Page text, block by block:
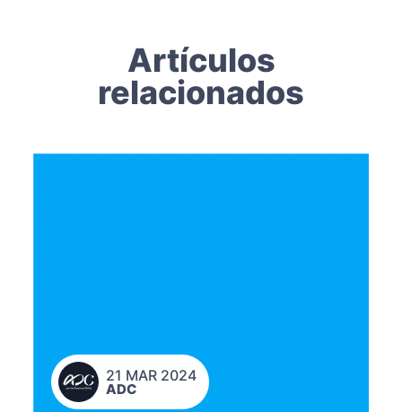
Artículos
relacionados
21 MAR 2024
ADC